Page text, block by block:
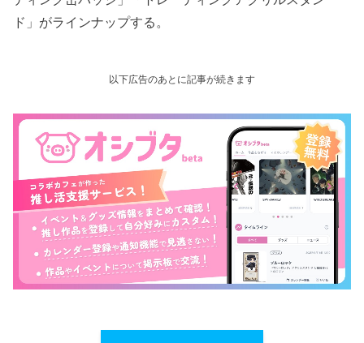
ド」がラインナップする。
以下広告のあとに記事が続きます